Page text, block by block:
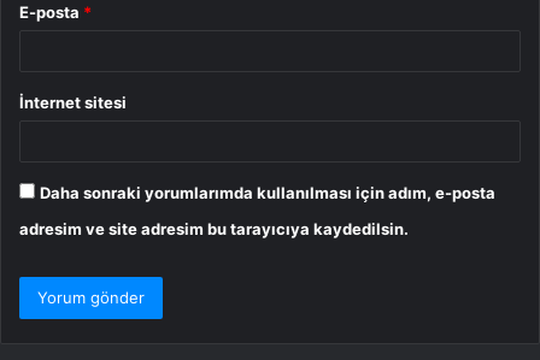
E-posta *
İnternet sitesi
Daha sonraki yorumlarımda kullanılması için adım, e-posta
adresim ve site adresim bu tarayıcıya kaydedilsin.